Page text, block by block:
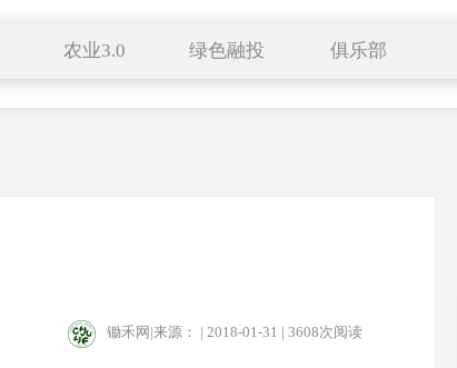
农业3.0
区域品牌
绿色融投 俱乐部
锄禾网|来源： | 2018-01-31 | 3608次阅读